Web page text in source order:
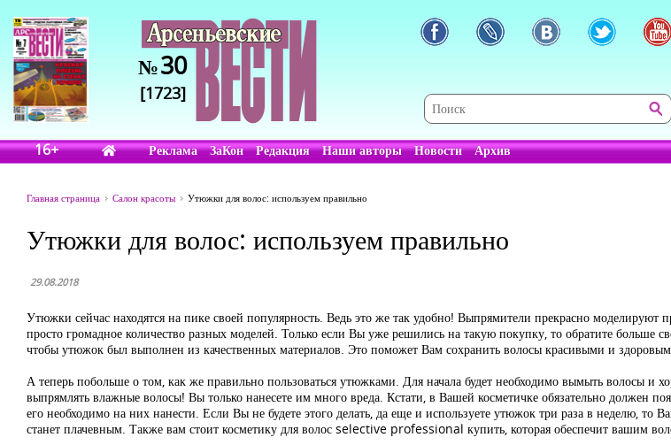
№30
[1723]
16+ Реклама ЗаКон Редакция Наши авторы Новости Архив
Главная страница Салон красоты Утюжки для волос: используем правильно
Утюжки для волос: используем правильно
29.08.2018
Утюжки сейчас находятся на пике своей популярность. Ведь это же так удобно! Выпрямители прекрасно моделируют
просто громадное количество разных моделей. Только если Вы уже решились на такую покупку, то обратите больше
чтобы утюжок был выполнен из качественных материалов. Это поможет Вам сохранить волосы красивыми и
А теперь побольше о том, как же правильно пользоваться утюжками. Для начала будет необходимо вымыть волосы
выпрямлять влажные волосы! Вы только нанесете им много вреда. Кстати, в Вашей косметичке обязательно должен
его необходимо на них нанести. Если Вы не будете этого делать, да еще и используете утюжок три раза в неделю, то
станет плачевным. Также вам стоит косметику для волос selective professional купить, которая обеспечит вашим